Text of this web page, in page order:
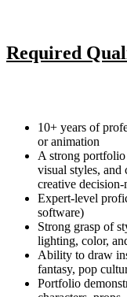
Required
10+ years of
or animation
A strong
visual styles, and
creative
Expert-level
software)
Strong grasp of
lighting, color,
Ability to draw
fantasy, pop
Portfolio